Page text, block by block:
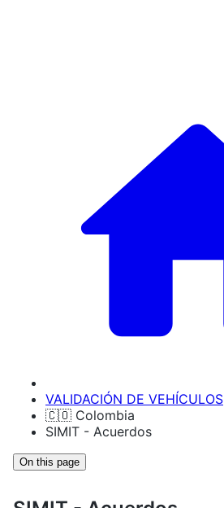
VALIDACIÓN DE VEHÍCULOS
🇨🇴 Colombia
SIMIT - Acuerdos
On this page